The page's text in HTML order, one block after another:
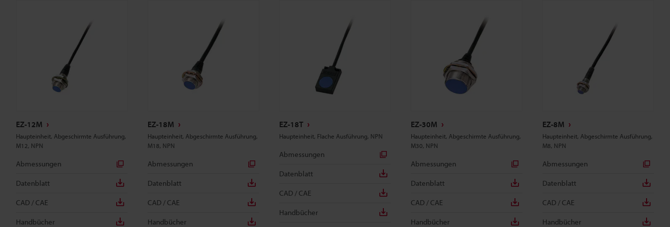
EZ-12M
Haupteinheit, Abgeschirmte Ausführung,
M12, NPN
Abmessungen
Datenblatt
CAD / CAE
Handbücher
EZ-18M
Haupteinheit, Abgeschirmte Ausführung,
M18, NPN
Abmessungen
Datenblatt
CAD / CAE
Handbücher
EZ-18T
Haupteinheit, Flache Ausführung, NPN
Abmessungen
Datenblatt
CAD / CAE
Handbücher
EZ-30M
Haupteinheit, Abgeschirmte Ausführung,
M30, NPN
Abmessungen
Datenblatt
CAD / CAE
Handbücher
EZ-8M
Haupteinheit, Abgeschirmte Ausführung,
M8, NPN
Abmessungen
Datenblatt
CAD / CAE
Handbücher